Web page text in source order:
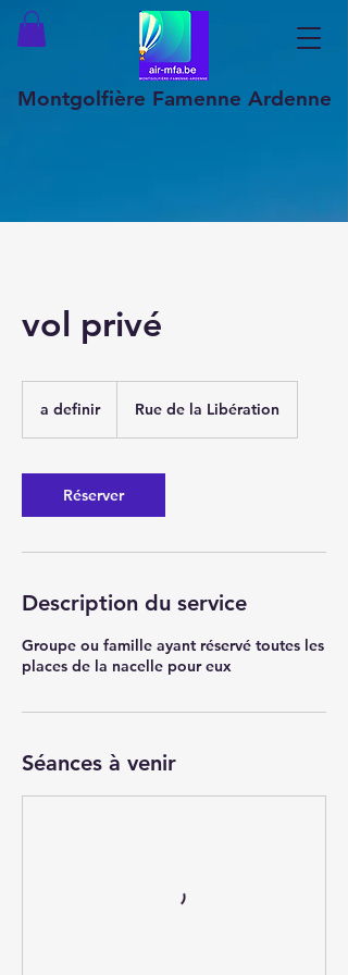
Montgolfière Famenne Ardenne
vol privé
a definir Rue de la Libération
Réserver
Description du service
Groupe ou famille ayant réservé toutes les
places de la nacelle pour eux
Séances à venir